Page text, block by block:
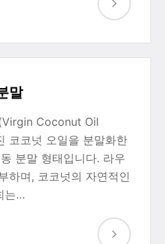
말
Coconut Oil
코코넛 오일을 분말화한
분말 형태입니다. 라우
하며, 코코넛의 자연적인
는…